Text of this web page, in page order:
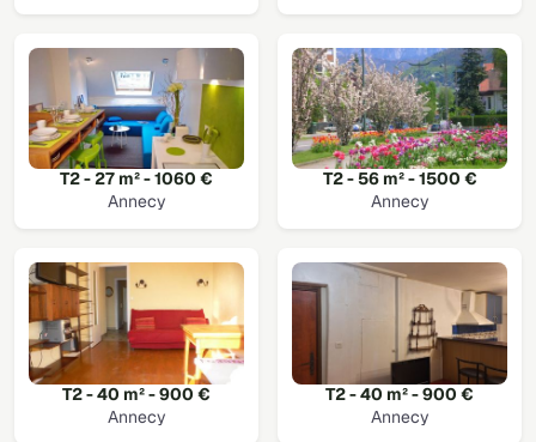
T2 - 27 m² - 1060 €
Annecy
T2 - 56 m² - 1500 €
Annecy
T2 - 40 m² - 900 €
Annecy
T2 - 40 m² - 900 €
Annecy